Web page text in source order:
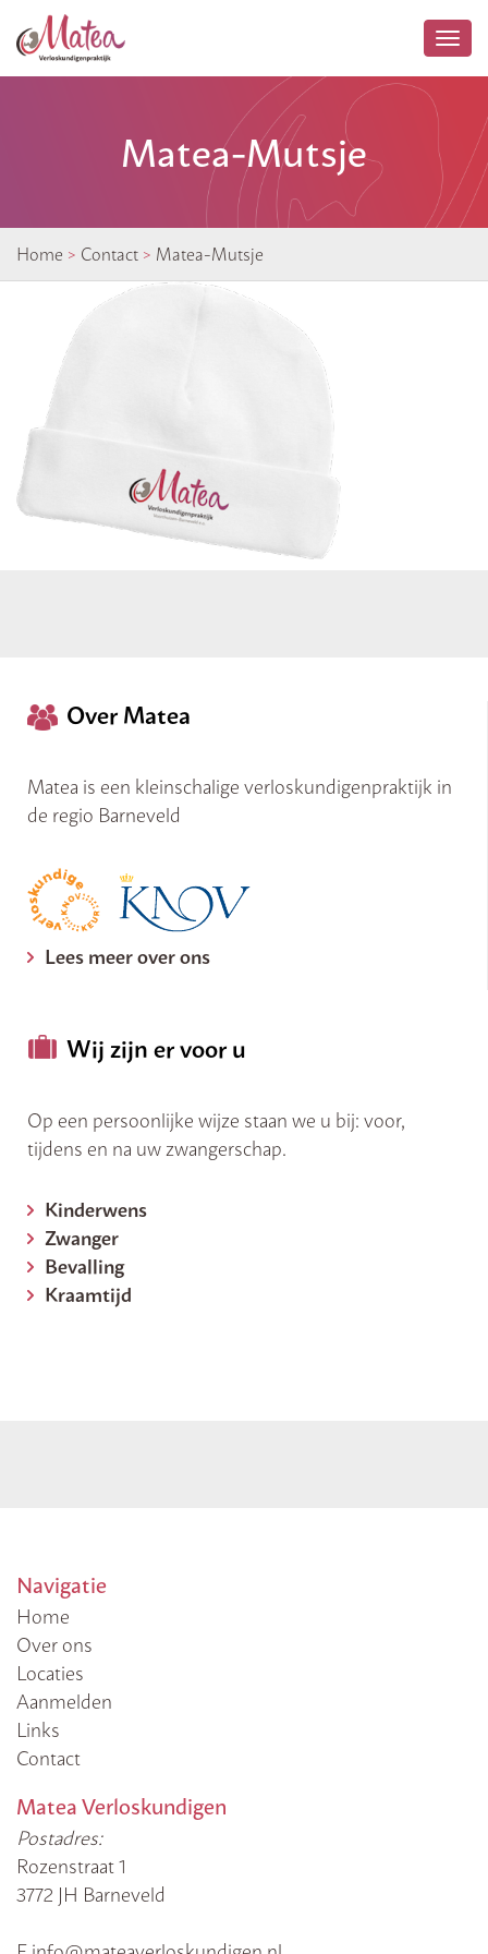
Matea-Mutsje
Home > Contact > Matea-Mutsje
Over Matea
Matea is een kleinschalige verloskundigenpraktijk in
de regio Barneveld
Lees meer over ons
Wij zijn er voor u
Op een persoonlijke wijze staan we u bij: voor,
tijdens en na uw zwangerschap.
Kinderwens
Zwanger
Bevalling
Kraamtijd
Navigatie
Home
Over ons
Locaties
Aanmelden
Links
Contact
Matea Verloskundigen
Postadres:
Rozenstraat 1
3772 JH Barneveld